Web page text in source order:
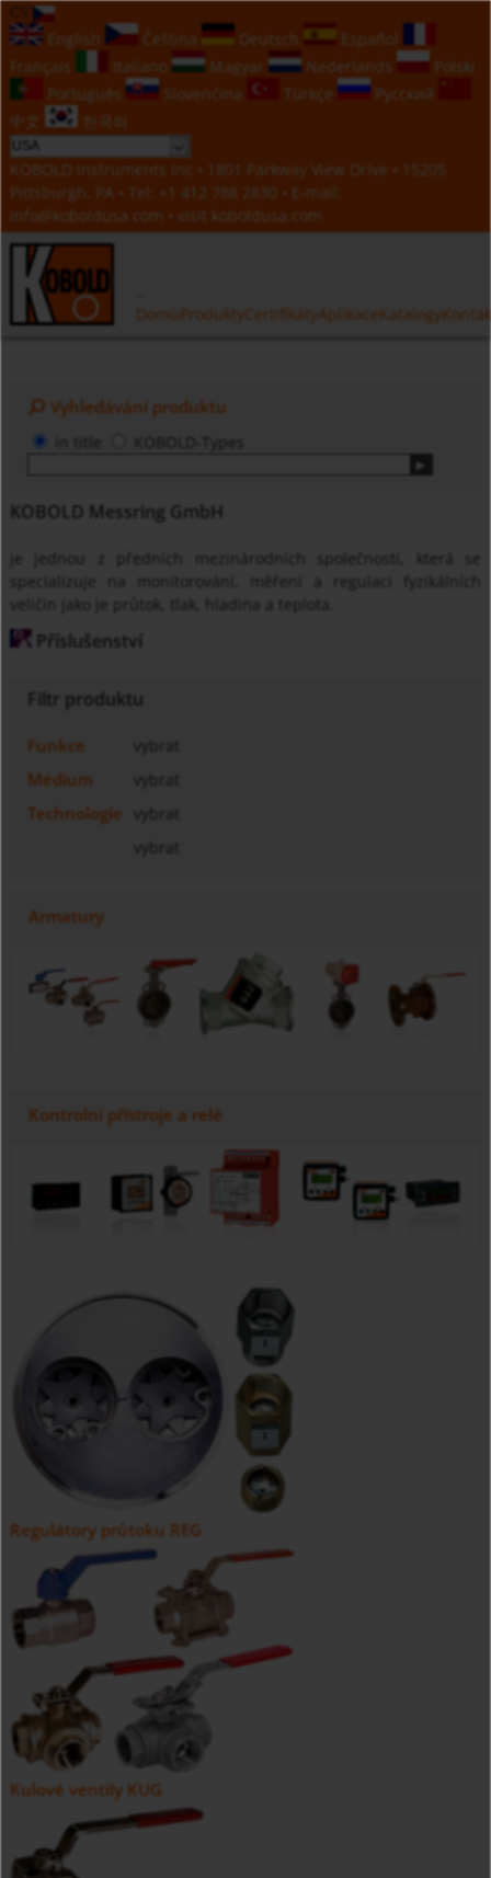
English
Čeština Deutsch
Español
Français
Italiano Magyar Nederlands
Polski
Português
Slovenčina Türkçe
Русский
中文
한국의
KOBOLD Instruments Inc • 1801 Parkway View Drive • 15205
Pittsburgh, PA • Tel:
+1 412 788 2830 • E-mail:
info@koboldusa.com • visit koboldusa.com
DomùProduktyCertifikátyAplikaceKatalogy
Vyhledávání produktu
KOBOLD-Types
KOBOLD Messring GmbH
je jednou z předních mezinárodních společností, která se
specializuje na monitorování, měření a regulaci fyzikálních
veličin jako je průtok, tlak, hladina a teplota.
Příslušenství
Filtr produktu
Funkce
Médium
Technologie
Armatury
Kontrolní přístroje a relé
Regulátory průtoku REG
Kulové ventily KUG